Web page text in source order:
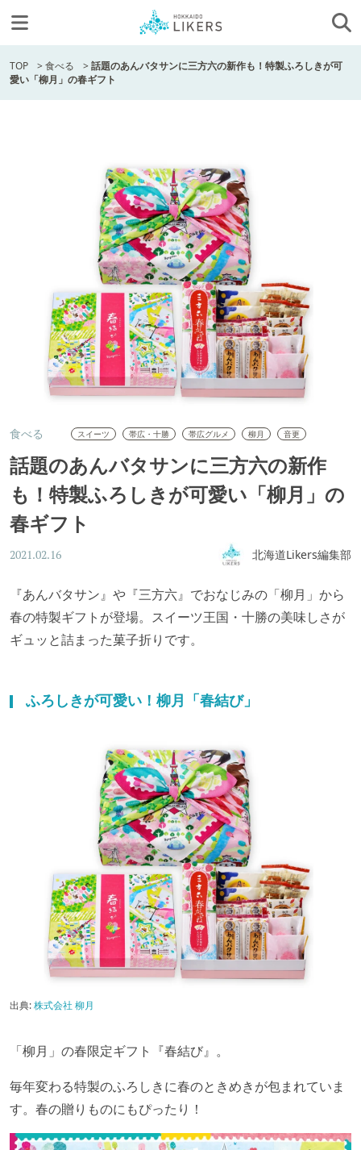
TOP >食べる >話題のあんバタサンに三方六の新作も！特製ふろしきが可
愛い「柳月」の春ギフト
食べる スイーツ 帯広・十勝 帯広グルメ 柳月 音更
話題のあんバタサンに三方六の新作
も！特製ふろしきが可愛い「柳月」の
春ギフト
2021.02.16 北海道Likers編集部
『あんバタサン』や『三方六』でおなじみの「柳月」から
春の特製ギフトが登場。スイーツ王国・十勝の美味しさが
ギュッと詰まった菓子折りです。
ふろしきが可愛い！柳月「春結び」
出典:株式会社 柳月
「柳月」の春限定ギフト『春結び』。
毎年変わる特製のふろしきに春のときめきが包まれていま
す。春の贈りものにもぴったり！